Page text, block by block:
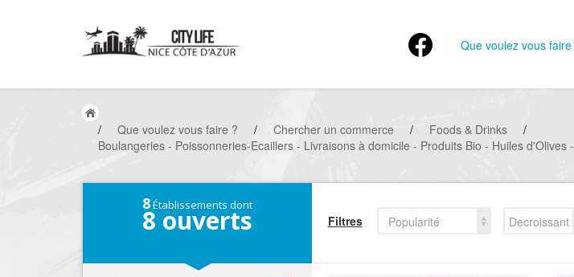
Que voulez vous faire
/ Que voulez vous faire ? / Chercher un commerce / Foods & Drinks
/
Boulangeries - Poissonneries-Ecaillers - Livraisons à domicile - Produits Bio - Huiles
8Établissements dont
8 ouverts Filtres Popularité
Decroissant